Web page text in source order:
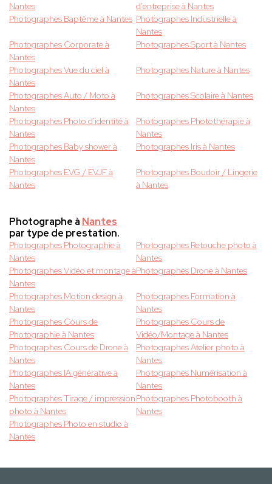
Nantes
d'entreprise à Nantes
Photographes Baptême à Nantes Photographes Industrielle à
Nantes
Photographes Corporate à
Nantes
Photographes Sport à Nantes
Photographes Vue du ciel à
Nantes
Photographes Nature à Nantes
Photographes Auto / Moto à
Nantes
Photographes Scolaire à Nantes
Photographes Photo d'identité à
Nantes
Photographes Photothérapie à
Nantes
Photographes Baby shower à
Nantes
Photographes Iris à Nantes
Photographes EVG / EVJF à
Nantes
Photographes Boudoir / Lingerie
à Nantes
Photographe à Nantes
par type de prestation.
Photographes Photographie à
Nantes
Photographes Retouche photo à
Nantes
Photographes Vidéo et montage à
Nantes
Photographes Drone à Nantes
Photographes Motion design à
Nantes
Photographes Formation à
Nantes
Photographes Cours de
Photographie à Nantes
Photographes Cours de
Vidéo/Montage à Nantes
Photographes Cours de Drone à
Nantes
Photographes Atelier photo à
Nantes
Photographes IA générative à
Nantes
Photographes Numérisation à
Nantes
Photographes Tirage / impression
photo à Nantes
Photographes Photobooth à
Nantes
Photographes Photo en studio à
Nantes